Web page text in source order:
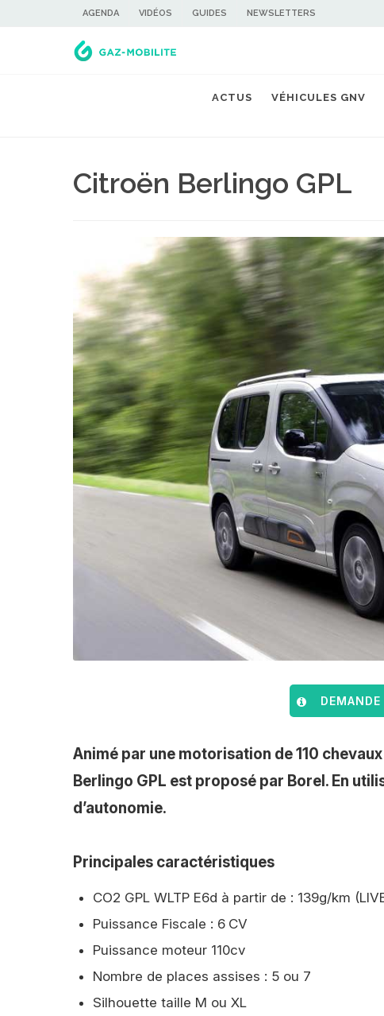
AGENDA VIDÉOS GUIDES NEWSLETTERS
ACTUS VÉHICULES GNV
Citroën Berlingo GPL
Animé par une motorisation de 110
Berlingo GPL est proposé par Borel. En
d’autonomie.
Principales caractéristiques
CO2 GPL WLTP E6d à partir de : 139g/km
Puissance Fiscale : 6 CV
Puissance moteur 110cv
Nombre de places assises : 5 ou 7
Silhouette taille M ou XL